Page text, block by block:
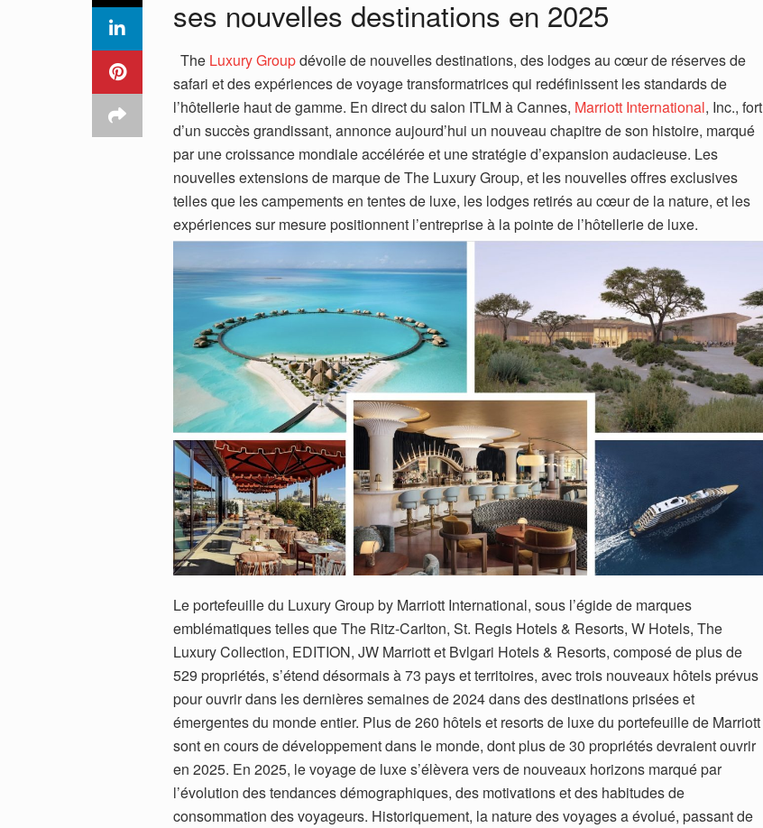
ses nouvelles destinations en 2025
The Luxury Groupdévoile de nouvelles destinations, des lodges au cœur de réserves de
safari et des expériences de voyage transformatrices qui redéfinissent les standards de
l’hôtellerie haut de gamme. En direct du salon ITLM à Cannes, Marriott International, Inc., fort
d’un succès grandissant, annonce aujourd’hui un nouveau chapitre de son histoire, marqué
par une croissance mondiale accélérée et une stratégie d’expansion audacieuse. Les
nouvelles extensions de marque de The Luxury Group, et les nouvelles offres exclusives
telles que les campements en tentes de luxe, les lodges retirés au cœur de la nature, et les
expériences sur mesure positionnent l’entreprise à la pointe de l’hôtellerie de luxe.
Le portefeuille du Luxury Group by Marriott International, sous l’égide de marques
emblématiques telles que The Ritz-Carlton, St. Regis Hotels & Resorts, W Hotels, The
Luxury Collection, EDITION, JW Marriott et Bvlgari Hotels & Resorts, composé de plus de
529 propriétés, s’étend désormais à 73 pays et territoires, avec trois nouveaux hôtels prévus
pour ouvrir dans les dernières semaines de 2024 dans des destinations prisées et
émergentes du monde entier. Plus de 260 hôtels et resorts de luxe du portefeuille de Marriott
sont en cours de développement dans le monde, dont plus de 30 propriétés devraient ouvrir
en 2025. En 2025, le voyage de luxe s’élèvera vers de nouveaux horizons marqué par
l’évolution des tendances démographiques, des motivations et des habitudes de
consommation des voyageurs. Historiquement, la nature des voyages a évolué, passant de